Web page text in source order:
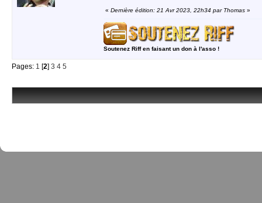
« Dernière édition: 21 Avr 2023, 22h34 par Thomas »
Soutenez Riff en faisant un don à l'asso !
Pages: 1 [2] 3 4 5